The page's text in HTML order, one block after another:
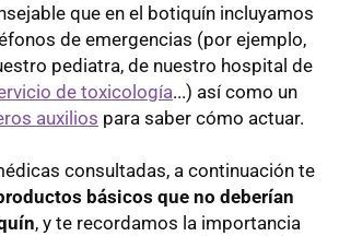
que en el botiquín incluyamos
de emergencias (por ejemplo,
pediatra, de nuestro hospital de
de toxicología...) así como un
auxilios para saber cómo actuar.
consultadas, a continuación te
básicos que no deberían
, y te recordamos la importancia